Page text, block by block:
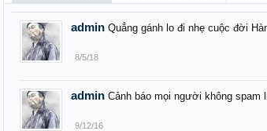
admin Quẳng gánh lo đi nhẹ cuộc đời
8/5/18
admin Cảnh báo mọi người không spam
9/12/16